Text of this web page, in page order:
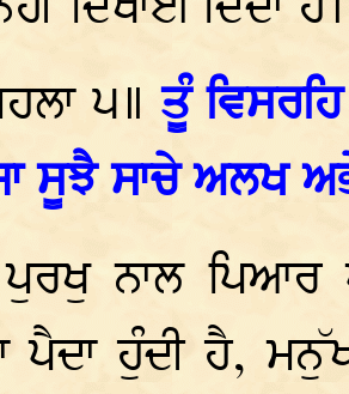
੫॥ਤੂੰ
ਸੂਝੈ ਸਾਚੇ ਅਲਖ
ਪੁਰਖੁ ਨਾਲ
ਪੈਦਾ ਹੁੰਦੀ ਹੈ,